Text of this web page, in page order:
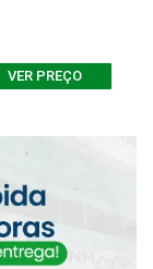
VER PREÇO